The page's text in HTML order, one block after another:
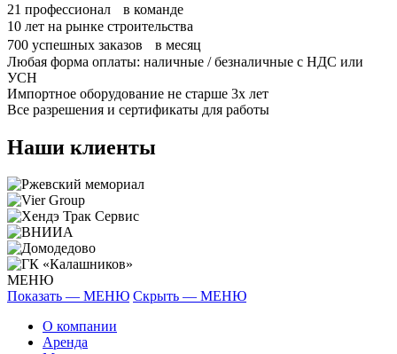
21 профессионал в команде
10 лет на рынке строительства
700 успешных заказов в месяц
Любая форма оплаты: наличные / безналичные с НДС или
УСН
Импортное оборудование не старше 3х лет
Все разрешения и сертификаты для работы
Наши клиенты
МЕНЮ
Показать — МЕНЮ Скрыть — МЕНЮ
О компании
Аренда